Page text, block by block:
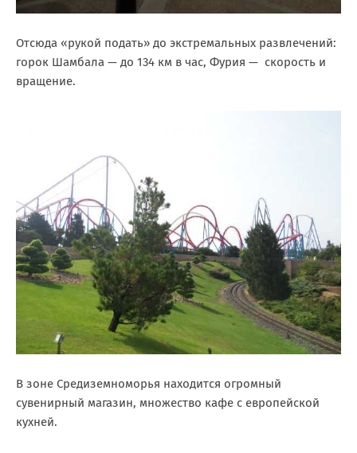
Отсюда «рукой подать» до экстремальных развлечений:
горок Шамбала — до 134 км в час, Фурия — скорость и
вращение.
В зоне Средиземноморья находится огромный
сувенирный магазин, множество кафе с европейской
кухней.